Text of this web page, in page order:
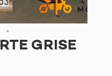
GRISE